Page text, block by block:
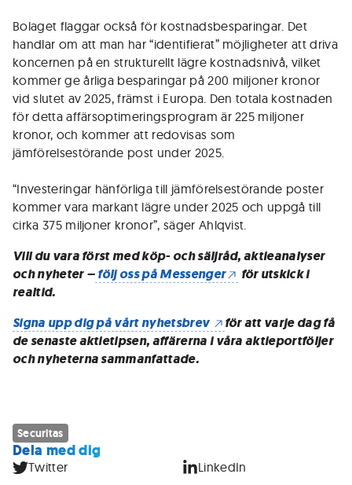
Bolaget flaggar också för kostnadsbesparingar. Det
handlar om att man har “identifierat” möjligheter att driva
koncernen på en strukturellt lägre kostnadsnivå, vilket
kommer ge årliga besparingar på 200 miljoner kronor
vid slutet av 2025, främst i Europa. Den totala kostnaden
för detta affärsoptimeringsprogram är 225 miljoner
kronor, och kommer att redovisas som
jämförelsestörande post under 2025.
“Investeringar hänförliga till jämförelsestörande poster
kommer vara markant lägre under 2025 och uppgå till
cirka 375 miljoner kronor”, säger Ahlqvist.
Vill du vara först med köp- och säljråd, aktieanalyser
och nyheter –följ oss på Messenger
för utskick i
realtid.
Signa upp dig på vårt nyhetsbrev
för att varje dag få
de senaste aktietipsen, affärerna i våra aktieportföljer
och nyheterna sammanfattade.
Securitas
Dela med dig
Twitter LinkedIn